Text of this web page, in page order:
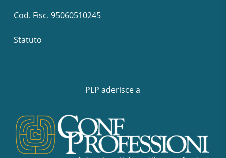
Cod. Fisc. 95060510245
Statuto
PLP aderisce a